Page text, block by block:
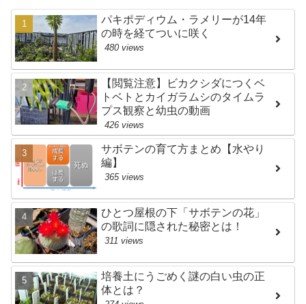
パキポディウム・ラメリーが14年
の時を経てついに咲く
480 views
【閲覧注意】ビカクシダにつくベ
トベトとカイガラムシのタイムラ
プス観察と幼虫の動画
426 views
サボテンの育て方まとめ【水やり
編】
365 views
ひとつ屋根の下「サボテンの花」
の歌詞に隠された秘密とは！
311 views
培養土にうごめく謎の白い虫の正
体とは？